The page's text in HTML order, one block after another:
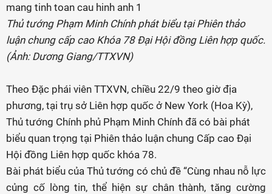
Thủ tướng Phạm Minh Chính phát biểu tại Phiên thảo
luận chung cấp cao Khóa 78 Đại Hội đồng Liên hợp quốc.
(Ảnh: Dương Giang/TTXVN)
Theo Đặc phái viên TTXVN, chiều 22/9 theo giờ địa
phương, tại trụ sở Liên hợp quốc ở New York (Hoa Kỳ),
Thủ tướng Chính phủ Phạm Minh Chính đã có bài phát
biểu quan trọng tại Phiên thảo luận chung Cấp cao Đại
Hội đồng Liên hợp quốc khóa 78.
Bài phát biểu của Thủ tướng có chủ đề “Cùng nhau nỗ lực
củng cố lòng tin, thể hiện sự chân thành, tăng cường